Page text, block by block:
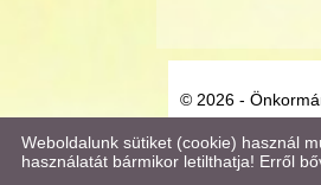
© 2026 -
Keresés az
Weboldalunk sütiket (cookie) használ
használatát bármikor letilthatja! Erről